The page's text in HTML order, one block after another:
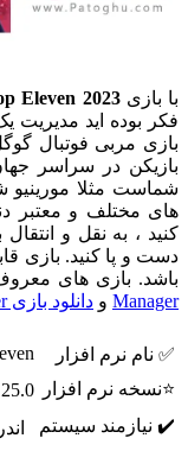
با بازیEleven 2023
فکر بوده اید مدیریت
بازیکن در سراسر
شماست مثلا مورینیو
های مختلف و معتبر
کنید ، به نقل و
باشد. بازی های
Manager و دانلود بازی Underworld Soccer Manager
✅ نام نرم افزار
⭐نسخه نرم افزار
25.0
✔️ نیازمند سیستم